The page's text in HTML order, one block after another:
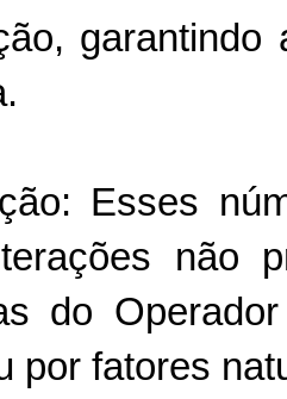
Esses
não
do
por fatores